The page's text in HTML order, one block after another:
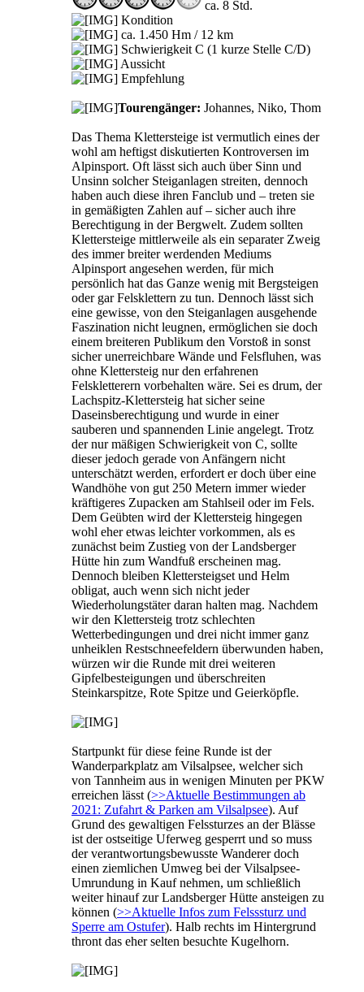
ca. 8 Std.
Kondition
ca. 1.450 Hm / 12 km
Schwierigkeit C (1 kurze Stelle C/D)
Aussicht
Empfehlung
Tourengänger: Johannes, Niko, Thom
Das Thema Klettersteige ist vermutlich eines der
wohl am heftigst diskutierten Kontroversen im
Alpinsport. Oft lässt sich auch über Sinn und
Unsinn solcher Steiganlagen streiten, dennoch
haben auch diese ihren Fanclub und – treten sie
in gemäßigten Zahlen auf – sicher auch ihre
Berechtigung in der Bergwelt. Zudem sollten
Klettersteige mittlerweile als ein separater Zweig
des immer breiter werdenden Mediums
Alpinsport angesehen werden, für mich
persönlich hat das Ganze wenig mit Bergsteigen
oder gar Felsklettern zu tun. Dennoch lässt sich
eine gewisse, von den Steiganlagen ausgehende
Faszination nicht leugnen, ermöglichen sie doch
einem breiteren Publikum den Vorstoß in sonst
sicher unerreichbare Wände und Felsfluhen, was
ohne Klettersteig nur den erfahrenen
Felskletterern vorbehalten wäre. Sei es drum, der
Lachspitz-Klettersteig hat sicher seine
Daseinsberechtigung und wurde in einer
sauberen und spannenden Linie angelegt. Trotz
der nur mäßigen Schwierigkeit von C, sollte
dieser jedoch gerade von Anfängern nicht
unterschätzt werden, erfordert er doch über eine
Wandhöhe von gut 250 Metern immer wieder
kräftigeres Zupacken am Stahlseil oder im Fels.
Dem Geübten wird der Klettersteig hingegen
wohl eher etwas leichter vorkommen, als es
zunächst beim Zustieg von der Landsberger
Hütte hin zum Wandfuß erscheinen mag.
Dennoch bleiben Klettersteigset und Helm
obligat, auch wenn sich nicht jeder
Wiederholungstäter daran halten mag. Nachdem
wir den Klettersteig trotz schlechten
Wetterbedingungen und drei nicht immer ganz
unheiklen Restschneefeldern überwunden haben,
würzen wir die Runde mit drei weiteren
Gipfelbesteigungen und überschreiten
Steinkarspitze, Rote Spitze und Geierköpfle.
Startpunkt für diese feine Runde ist der
Wanderparkplatz am Vilsalpsee, welcher sich
von Tannheim aus in wenigen Minuten per PKW
erreichen lässt (>>Aktuelle Bestimmungen ab
2021: Zufahrt & Parken am Vilsalpsee). Auf
Grund des gewaltigen Felssturzes an der Blässe
ist der ostseitige Uferweg gesperrt und so muss
der verantwortungsbewusste Wanderer doch
einen ziemlichen Umweg bei der Vilsalpsee-
Umrundung in Kauf nehmen, um schließlich
weiter hinauf zur Landsberger Hütte ansteigen zu
können (>>Aktuelle Infos zum Felsssturz und
Sperre am Ostufer). Halb rechts im Hintergrund
thront das eher selten besuchte Kugelhorn.